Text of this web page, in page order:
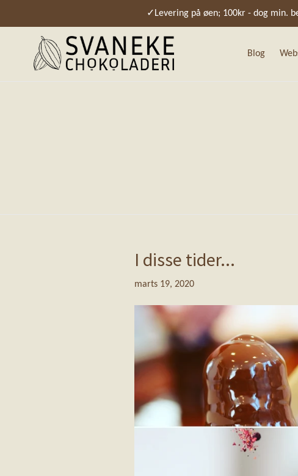
✓Levering på øen; 100kr - dog min.
Blog
I disse tider...
marts 19, 2020